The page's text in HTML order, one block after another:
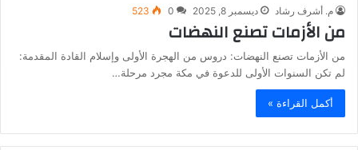
م. أشرف رشاد ديسمبر 8, 2025 0
523
من الأزمات تصنع النهضات
من الأزمات تصنع النهضات: دروس من الهجرة الأولى وإسلام القادة المقدمة:
لم تكن السنوات الأولى للدعوة في مكة مجرد مرحلة…
أكمل القراءة »